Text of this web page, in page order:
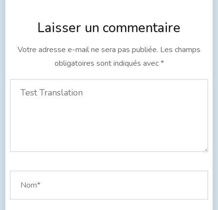
Laisser un commentaire
Votre adresse e-mail ne sera pas publiée. Les champs
obligatoires sont indiqués avec*